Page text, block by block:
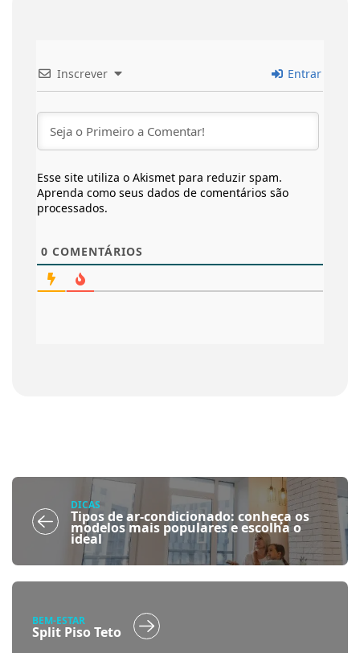
Inscrever Entrar
Esse site utiliza o Akismet para reduzir spam.
Aprenda como seus dados de comentários são
processados.
0 COMENTÁRIOS
DICAS
Tipos de ar-condicionado: conheça os
modelos mais populares e escolha o
ideal
BEM-ESTAR
Split Piso Teto